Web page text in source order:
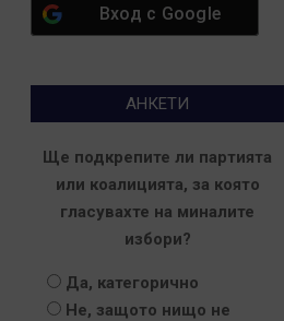
Вход с Google
АНКЕТИ
Ще подкрепите ли партията
или коалицията, за която
гласувахте на миналите
избори?
Да, категорично
Не, защото нищо не